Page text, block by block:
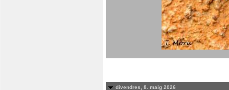
divendres, 8. maig 2026